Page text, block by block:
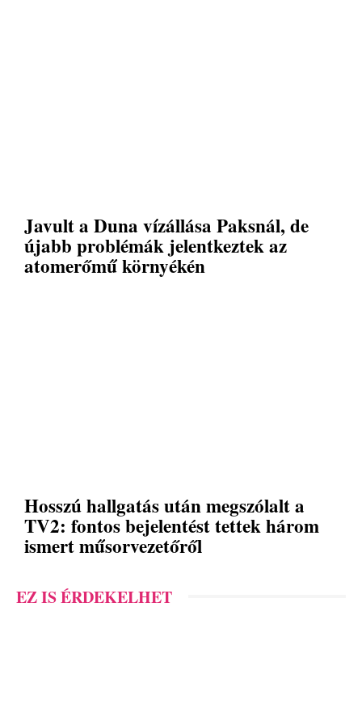
Javult a Duna vízállása Paksnál, de
újabb problémák jelentkeztek az
atomerőmű környékén
Hosszú hallgatás után megszólalt a
TV2: fontos bejelentést tettek három
ismert műsorvezetőről
EZ IS ÉRDEKELHET